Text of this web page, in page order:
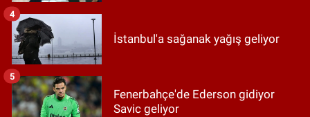
İstanbul'a sağanak yağış geliyor
4
Fenerbahçe'de Ederson gidiyor
Savic geliyor
5